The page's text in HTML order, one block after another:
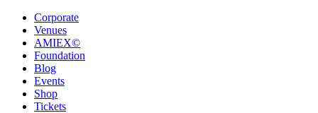
Corporate
Venues
AMIEX©
Foundation
Blog
Events
Shop
Tickets